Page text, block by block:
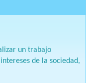
un trabajo
de la sociedad,